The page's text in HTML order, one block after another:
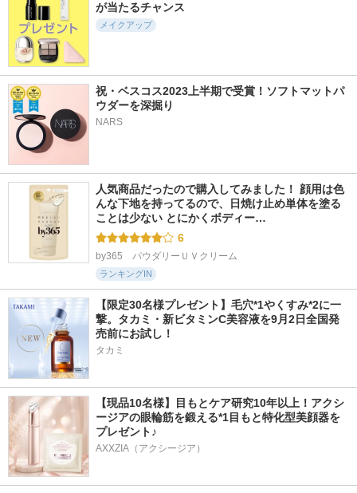
5.3
4611件
フルーティーグラム
ティント
Laka
フェアリーカールマ
スカラ
フジコ マジカルア
イブロウカラー
が当たるチャンス
メイクアップ
祝・ベスコス2023上半期で受賞！ソフトマットパ
ウダーを深掘り
NARS
人気商品だったので購入してみました！ 顔用は色
んな下地を持ってるので、日焼け止め単体を塗る
ことは少ない とにかくボディー…
6
by365　パウダリーＵＶクリーム
ランキングIN
【限定30名様プレゼント】毛穴*1やくすみ*2に一
撃。タカミ・新ビタミンC美容液を9月2日全国発
売前にお試し！
タカミ
【現品10名様】目もとケア研究10年以上！アクシ
ージアの眼輪筋を鍛える*1目もと特化型美顔器を
プレゼント♪
AXXZIA（アクシージア）